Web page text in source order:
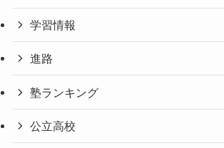
学習情報
進路
塾ランキング
公立高校